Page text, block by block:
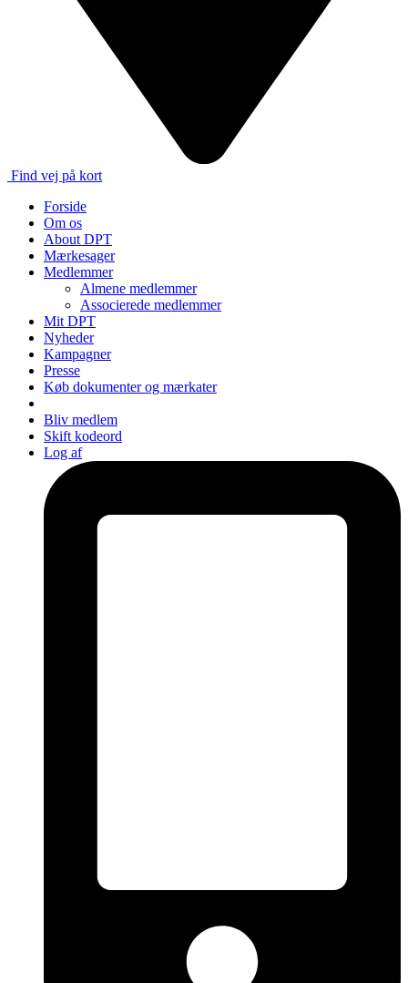
Find vej på kort
Forside
Om os
About DPT
Mærkesager
Medlemmer
Almene medlemmer
Associerede medlemmer
Mit DPT
Nyheder
Kampagner
Presse
Køb dokumenter og mærkater
Bliv medlem
Skift kodeord
Log af